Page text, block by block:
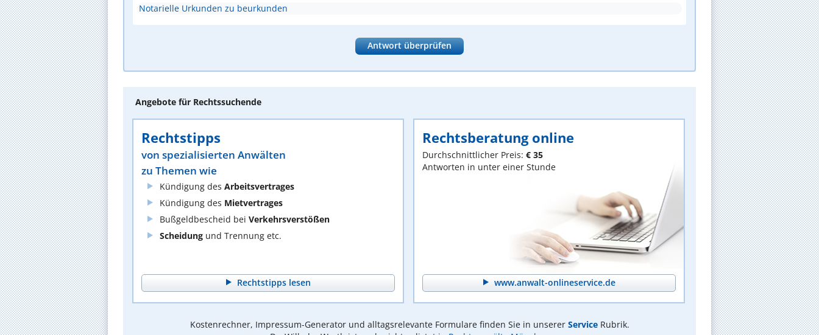
Notarielle Urkunden zu beurkunden
Antwort überprüfen
Angebote für Rechtssuchende
Rechtstipps
von spezialisierten Anwälten
zu Themen wie
Kündigung des Arbeitsvertrages
Kündigung des Mietvertrages
Bußgeldbescheid bei Verkehrsverstößen
Scheidung und Trennung etc.
Rechtstipps lesen
Rechtsberatung online
Durchschnittlicher Preis: € 35
Antworten in unter einer Stunde
www.anwalt-onlineservice.de
Kostenrechner, Impressum-Generator und alltagsrelevante Formulare finden Sie in unserer ServiceRubrik.